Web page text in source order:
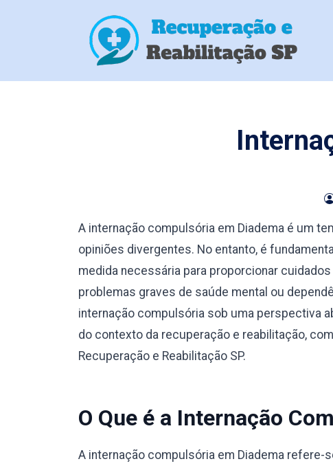
A internação compulsória em Diadema é um
opiniões divergentes. No entanto, é
medida necessária para proporcionar
problemas graves de saúde mental ou
internação compulsória sob uma perspectiva
do contexto da recuperação e reabilitação,
Recuperação e Reabilitação SP.
O Que é a Internação
A internação compulsória em Diadema